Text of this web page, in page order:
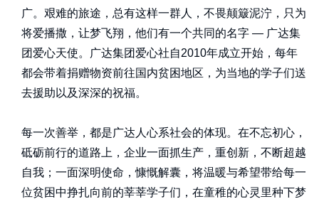
广。艰难的旅途，总有这样一群人，不畏颠簸泥泞，只为
将爱播撒，让梦飞翔，他们有一个共同的名字 — 广达集
团爱心天使。广达集团爱心社自2010年成立开始，每年
都会带着捐赠物资前往国内贫困地区，为当地的学子们送
去援助以及深深的祝福。
每一次善举，都是广达人心系社会的体现。在不忘初心，
砥砺前行的道路上，企业一面抓生产，重创新，不断超越
自我；一面深明使命，慷慨解囊，将温暖与希望带给每一
位贫困中挣扎向前的莘莘学子们，在童稚的心灵里种下梦